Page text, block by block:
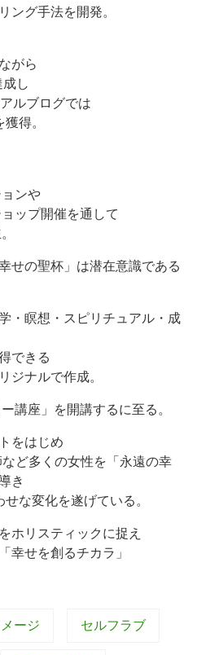
ング手法を開発。
がら
し
ルブログでは
得。
ンや
ップ開催を通して
せの聖杯」は潜在意識である
・瞑想・スピリチュアル・成
できる
ジナルで作成。
講座」を開講するに至る。
をはじめ
ど多くの女性を「永遠の幸
き
な変化を遂げている。
ホリスティックに捉え
幸せを創るチカラ」
ージ セルフラブ